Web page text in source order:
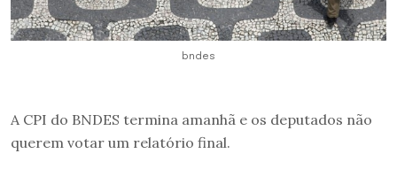
bndes
A CPI do BNDES termina amanhã e os deputados não
querem votar um relatório final.